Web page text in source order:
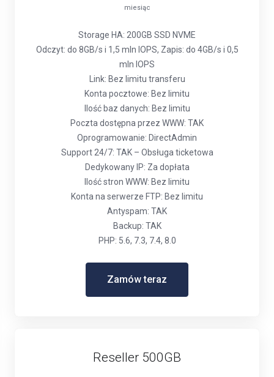
miesiąc
Storage HA: 200GB SSD NVME
Odczyt: do 8GB/s i 1,5 mln IOPS, Zapis: do 4GB/s i 0,5
mln IOPS
Link: Bez limitu transferu
Konta pocztowe: Bez limitu
Ilość baz danych: Bez limitu
Poczta dostępna przez WWW: TAK
Oprogramowanie: DirectAdmin
Support 24/7: TAK – Obsługa ticketowa
Dedykowany IP: Za dopłata
Ilość stron WWW: Bez limitu
Konta na serwerze FTP: Bez limitu
Antyspam: TAK
Backup: TAK
PHP: 5.6, 7.3, 7.4, 8.0
Zamów teraz
Reseller 500GB